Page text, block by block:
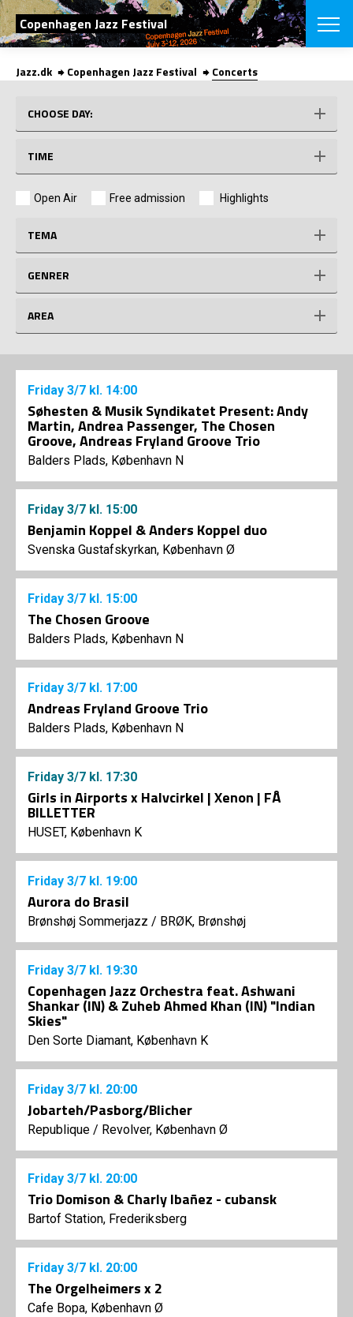
SEARCH
Copenhagen Jazz Festival
CHOOSE
VINTERJAZZ
PROGRAM
Concerts
About us
Press
Privacy
SHOP
Jazz.dk Copenhagen Jazz Festival Concerts
CHOOSE DAY:
TIME
Open Air Free admission Highlights
TEMA
GENRER
AREA
Friday 3/7 kl. 14:00
Søhesten & Musik Syndikatet Present: Andy
Martin, Andrea Passenger, The Chosen
Groove, Andreas Fryland Groove Trio
Balders Plads, København N
Friday 3/7 kl. 15:00
Benjamin Koppel & Anders Koppel duo
Svenska Gustafskyrkan, København Ø
Friday 3/7 kl. 15:00
The Chosen Groove
Balders Plads, København N
Friday 3/7 kl. 17:00
Andreas Fryland Groove Trio
Balders Plads, København N
Friday 3/7 kl. 17:30
Girls in Airports x Halvcirkel | Xenon | FÅ
BILLETTER
HUSET, København K
Friday 3/7 kl. 19:00
Aurora do Brasil
Brønshøj Sommerjazz / BRØK, Brønshøj
Friday 3/7 kl. 19:30
Copenhagen Jazz Orchestra feat. Ashwani
Shankar (IN) & Zuheb Ahmed Khan (IN) "Indian
Skies"
Den Sorte Diamant, København K
Friday 3/7 kl. 20:00
Jobarteh/Pasborg/Blicher
Republique / Revolver, København Ø
Friday 3/7 kl. 20:00
Trio Domison & Charly Ibañez - cubansk
Bartof Station, Frederiksberg
Friday 3/7 kl. 20:00
The Orgelheimers x 2
Cafe Bopa, København Ø